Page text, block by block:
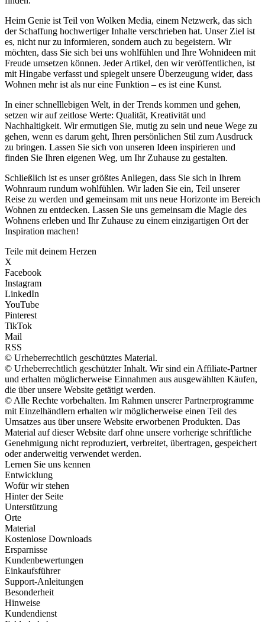
Heim Genie ist Teil von Wolken Media, einem Netzwerk, das sich
der Schaffung hochwertiger Inhalte verschrieben hat. Unser Ziel ist
es, nicht nur zu informieren, sondern auch zu begeistern. Wir
möchten, dass Sie sich bei uns wohlfühlen und Ihre Wohnideen mit
Freude umsetzen können. Jeder Artikel, den wir veröffentlichen, ist
mit Hingabe verfasst und spiegelt unsere Überzeugung wider, dass
Wohnen mehr ist als nur eine Funktion – es ist eine Kunst.
In einer schnelllebigen Welt, in der Trends kommen und gehen,
setzen wir auf zeitlose Werte: Qualität, Kreativität und
Nachhaltigkeit. Wir ermutigen Sie, mutig zu sein und neue Wege zu
gehen, wenn es darum geht, Ihren persönlichen Stil zum Ausdruck
zu bringen. Lassen Sie sich von unseren Ideen inspirieren und
finden Sie Ihren eigenen Weg, um Ihr Zuhause zu gestalten.
Schließlich ist es unser größtes Anliegen, dass Sie sich in Ihrem
Wohnraum rundum wohlfühlen. Wir laden Sie ein, Teil unserer
Reise zu werden und gemeinsam mit uns neue Horizonte im Bereich
Wohnen zu entdecken. Lassen Sie uns gemeinsam die Magie des
Wohnens erleben und Ihr Zuhause zu einem einzigartigen Ort der
Inspiration machen!
Teile mit deinem Herzen
X
Facebook
Instagram
LinkedIn
YouTube
Pinterest
TikTok
Mail
RSS
© Urheberrechtlich geschütztes Material.
© Urheberrechtlich geschützter Inhalt. Wir sind ein Affiliate-Partner
und erhalten möglicherweise Einnahmen aus ausgewählten Käufen,
die über unsere Website getätigt werden.
© Alle Rechte vorbehalten. Im Rahmen unserer Partnerprogramme
mit Einzelhändlern erhalten wir möglicherweise einen Teil des
Umsatzes aus über unsere Website erworbenen Produkten. Das
Material auf dieser Website darf ohne unsere vorherige schriftliche
Genehmigung nicht reproduziert, verbreitet, übertragen, gespeichert
oder anderweitig verwendet werden.
Lernen Sie uns kennen
Entwicklung
Wofür wir stehen
Hinter der Seite
Unterstützung
Orte
Material
Kostenlose Downloads
Ersparnisse
Kundenbewertungen
Einkaufsführer
Support-Anleitungen
Besonderheit
Hinweise
Kundendienst